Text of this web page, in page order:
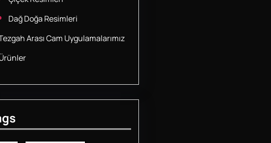
Dağ Doğa Resimleri
Arası Cam Uygulamalarımız